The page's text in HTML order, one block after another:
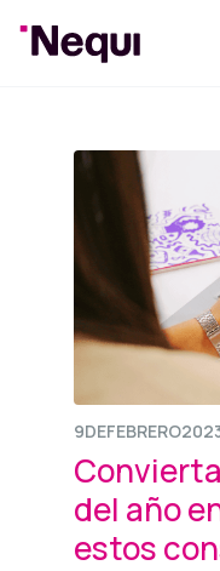
9DEFEBRERO
del año
estos